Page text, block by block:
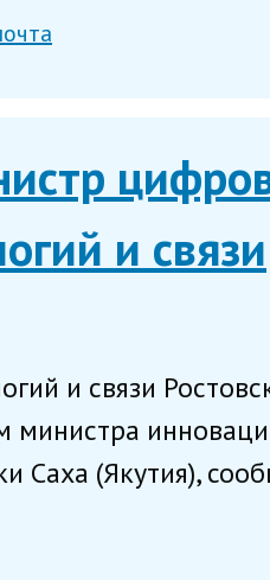
и связи
и связи
министра
Саха (Якутия),